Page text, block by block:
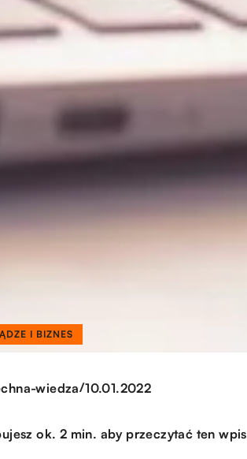
I BIZNES
wiedza/10.01.2022
ok. 2 min. aby przeczytać ten wpis